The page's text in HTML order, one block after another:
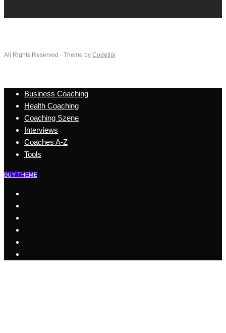
All Rights Reserved - Theme by Codetipi
Business Coaching
Health Coaching
Coaching Szene
Interviews
Coaches A-Z
Tools
BUY THEME